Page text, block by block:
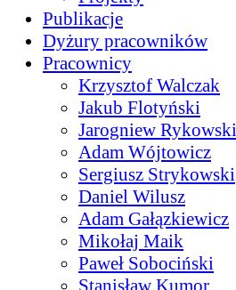
Publikacje
Dyżury pracowników
Pracownicy
Krzysztof Walczak
Jakub Flotyński
Jarogniew Rykowski
Adam Wójtowicz
Sergiusz Strykowski
Daniel Wilusz
Adam Gałązkiewicz
Mikołaj Maik
Paweł Sobociński
Stanisław Kumor